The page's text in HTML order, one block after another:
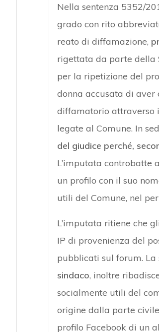
Nella sentenza 5352/
grado con rito
reato di diffamazione,
rigettata da parte della
per la ripetizione del
donna accusata di aver
diffamatorio attraverso
legate al Comune. In
del giudice perché,
L’imputata controbatte
un profilo con il suo
utili del Comune, nel
L’imputata ritiene che
IP di provenienza del
pubblicati sul forum. La
sindaco, inoltre
socialmente utili del
origine dalla parte
profilo Facebook di un